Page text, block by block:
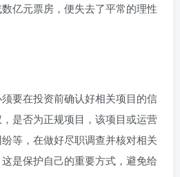
亿元票房，便失去了平常的理性
要在投资前确认好相关项目的信
是否为正规项目，该项目或运营
等，在做好尽职调查并核对相关
是保护自己的重要方式，避免给